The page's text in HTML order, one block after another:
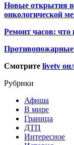
Новые открытия в
онкологической
Ремонт часов: что
Противопожарные
Смотрите livetv
Рубрики
Афиша
В мире
Граница
ДТП
Интересное